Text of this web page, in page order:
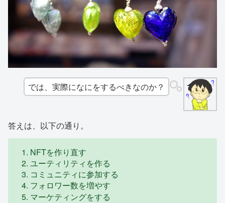
では、実際になにをするべきなのか？
答えは、以下の通り。
NFTを作り直す
ユーティリティを作る
コミュニティに参加する
フォロワー数を増やす
マーケティングをする